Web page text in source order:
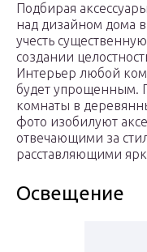
Подбирая
над дизайном дома
учесть
создании
Интерьер любой
будет упрощенным.
комнаты в
фото изобилуют
отвечающими за
расставляющими
Освещение